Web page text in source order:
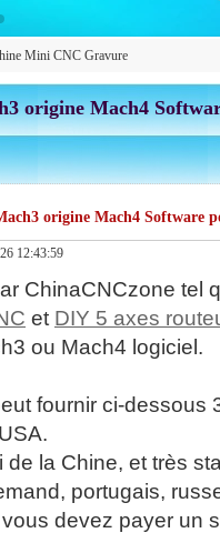
Mini CNC Gravure
origine Mach4
origine Mach4 Software
12:43:59
ChinaCNCzone tel
et DIY 5 axes
ou Mach4 logiciel.
fournir ci-dessous
la Chine, et très
portugais,
devez payer un